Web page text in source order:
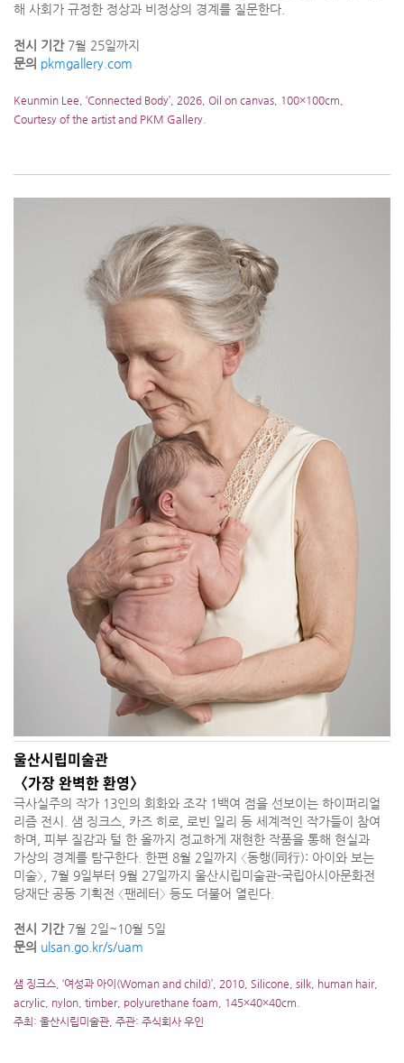
해 사회가 규정한 정상과 비정상의 경계를 질문한다.
전시 기간 7월 25일까지
문의 pkmgallery.com
Keunmin Lee, ‘Connected Body’, 2026, Oil on canvas, 100×100cm,
Courtesy of the artist and PKM Gallery.
울산시립미술관
〈가장 완벽한 환영〉
극사실주의 작가 13인의 회화와 조각 1백여 점을 선보이는 하이퍼리얼
리즘 전시. 샘 징크스, 카즈 히로, 로빈 일리 등 세계적인 작가들이 참여
하며, 피부 질감과 털 한 올까지 정교하게 재현한 작품을 통해 현실과
가상의 경계를 탐구한다. 한편 8월 2일까지 〈동행(同行): 아이와 보는
미술〉, 7월 9일부터 9월 27일까지 울산시립미술관-국립아시아문화전
당재단 공동 기획전 〈팬레터〉 등도 더불어 열린다.
전시 기간 7월 2일~10월 5일
문의 ulsan.go.kr/s/uam
샘 징크스, ‘여성과 아이(Woman and child)’, 2010, Silicone, silk, human hair,
acrylic, nylon, timber, polyurethane foam, 145×40×40cm.
주최: 울산시립미술관, 주관: 주식회사 우인